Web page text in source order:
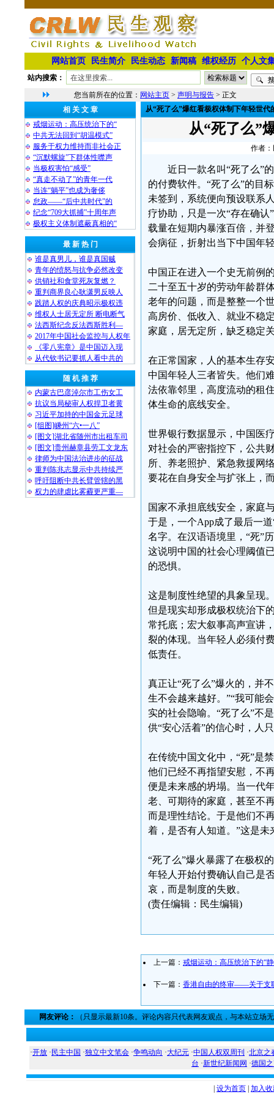
网站首页 民生简介 民生动态 新闻稿 维权经历 个人文
站内搜索：
您当前所在的位置： 网站主页 > 声明与报告 > 正文
相 关 文 章
戒烟运动：高压统治下的“
中共无法回到“胡温模式”
服务于权力维持而非社会正
“沉默螺旋”下群体性噤声
当极权害怕“感受”
“真走不动了”的青年一代
当连“躺平”也成为奢侈
怠政——“后中共时代”的
纪念“709大抓捕”十周年声
极权主义体制遮蔽真相的“
最 新 热 门
谁是真男儿，谁是真国贼
青年的愤怒与抗争必然改变
供销社和食堂死灰复燃？
重判商界良心耿潇男反映人
践踏人权的庆典昭示极权违
维权人士居无定所 断电断气
法西斯纪念反法西斯胜利—
2017年中国社会监控与人权年
《零八宪章》是中国迈入现
从代钦书记要抓人看中共的
随 机 推 荐
内蒙古巴彦淖尔市工伤女工
抗议当局秘审人权捍卫者黄
习近平加持的中国金元足球
[组图]嵊州“六•一八”
[图文]湖北省随州市出租车司
[图文]贵州赫章县劳工文龙东
律师为中国法治进步的征战
重判陈兆志显示中共持续严
呼吁阻断中共长臂管辖的黑
权力的肆虐比雾霾更严重—
从“死了么”爆红看极权体制下年轻世代
从“死了么”
作者：
近日一款名叫“死了么”
的付费软件。“死了么”的目
未签到，系统便向预设联系
疗协助，只是一次“存在确认
载量在短期内暴涨百倍，并
会病征，折射出当下中国年
中国正在进入一个史无前例
二十至五十岁的劳动年龄群
老年的问题，而是整整一个
高房价、低收入、就业不稳
家庭，居无定所，缺乏稳定
在正常国家，人的基本生存
中国年轻人三者皆失。他们
法依靠邻里，高度流动的租
体生命的底线安全。
世界银行数据显示，中国医
对社会的严密指控下，公共
所、养老照护、紧急救援网
要花在自身安全与扩张上，
国家不承担底线安全，家庭
于是，一个App成了最后一
名字。在汉语语境里，“死”
这说明中国的社会心理阈值
的恐惧。
这是制度性绝望的具象呈现
但是现实却形成极权统治下
常托底；宏大叙事高声宣讲
裂的体现。当年轻人必须付
低责任。
真正让“死了么”爆火的，并
生不会越来越好。”“我可能
实的社会隐喻。“死了么”不
供“安心活着”的信心时，人
在传统中国文化中，“死”是
他们已经不再指望安慰，不
便是未来感的坍塌。当一代
老、可期待的家庭，甚至不
而是理性结论。于是他们不
着，是否有人知道。”这是
“死了么”爆火暴露了在极权
年轻人开始付费确认自己是
哀，而是制度的失败。
(责任编辑：民生编辑)
上一篇： 戒烟运动：高压统治下的“
下一篇： 香港自由的终审——关于支
网友评论： （只显示最新10条。评论内容只代表网友观点，与本站立场
·开放 · 民主中国 ·独立中文笔会 ·争鸣动向 ·大纪元 ·中国人权双周刊 ·北京之
台 ·新世纪新闻网 ·德国
设为首页 加入